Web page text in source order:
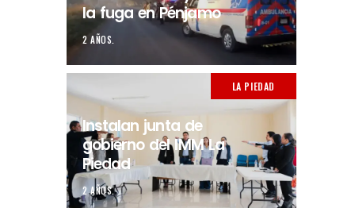
la fuga en Pénjamo
2 AÑOS.
LA PIEDAD
Instalan junta de
gobierno del IMM La
Piedad
2 AÑOS.